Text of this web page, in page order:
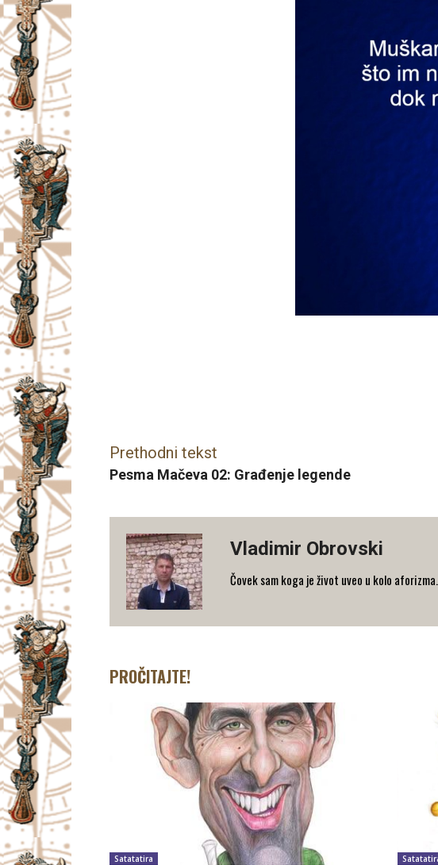
Prethodni tekst
Pesma Mačeva 02: Građenje legende
Vladimir Obrovski
Čovek sam koga je život uveo u kolo
PROČITAJTE!
Satatatira